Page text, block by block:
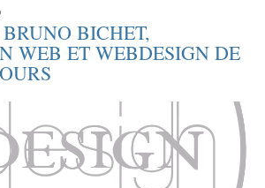
BICHET,
WEB ET WEBDESIGN DE